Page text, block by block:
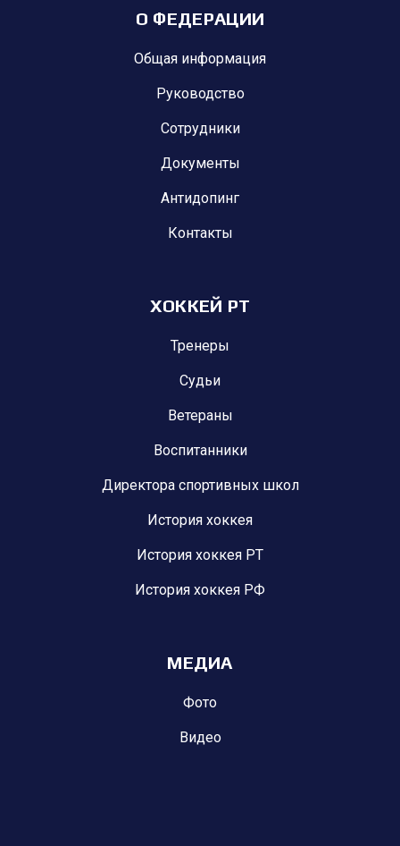
О ФЕДЕРАЦИИ
Общая информация
Руководство
Сотрудники
Документы
Антидопинг
Контакты
ХОККЕЙ РТ
Тренеры
Судьи
Ветераны
Воспитанники
Директора спортивных школ
История хоккея
История хоккея РТ
История хоккея РФ
МЕДИА
Фото
Видео